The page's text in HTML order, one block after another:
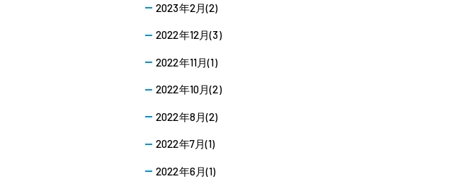
2023年2月(2)
2022年12月(3)
2022年11月(1)
2022年10月(2)
2022年8月(2)
2022年7月(1)
2022年6月(1)